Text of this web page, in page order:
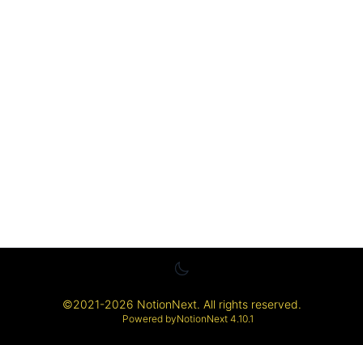
©2021-2026 NotionNext. All rights reserved.
Powered byNotionNext 4.10.1